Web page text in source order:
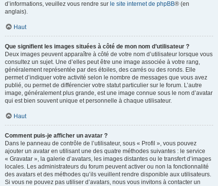
d’informations, veuillez vous rendre sur le site internet de phpBB® (en
anglais).
Haut
Que signifient les images situées à côté de mon nom d’utilisateur ?
Deux images peuvent apparaître à côté de votre nom d’utilisateur lorsque vous
consultez un sujet. Une d’elles peut être une image associée à votre rang,
généralement représentée par des étoiles, des carrés ou des ronds. Elle
permet d’indiquer votre activité selon le nombre de messages que vous avez
publié, ou permet de différencier votre statut particulier sur le forum. L’autre
image, généralement plus grande, est une image connue sous le nom d’avatar
qui est bien souvent unique et personnelle à chaque utilisateur.
Haut
Comment puis-je afficher un avatar ?
Dans le panneau de contrôle de l’utilisateur, sous « Profil », vous pouvez
ajouter un avatar en utilisant une des quatre méthodes suivantes : le service
« Gravatar », la galerie d’avatars, les images distantes ou le transfert d’images
locales. Les administrateurs du forum peuvent activer ou non la fonctionnalité
des avatars et des méthodes qu’ils veuillent rendre disponible aux utilisateurs.
Si vous ne pouvez pas utiliser d’avatars, nous vous invitons à contacter un